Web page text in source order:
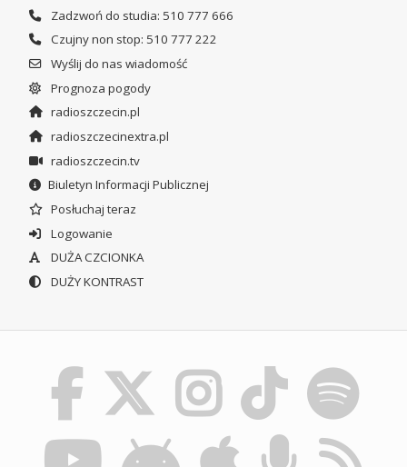
Zadzwoń do studia: 510 777 666
Czujny non stop: 510 777 222
Wyślij do nas wiadomość
Prognoza pogody
radioszczecin.pl
radioszczecinextra.pl
radioszczecin.tv
Biuletyn Informacji Publicznej
Posłuchaj teraz
Logowanie
DUŻA CZCIONKA
DUŻY KONTRAST